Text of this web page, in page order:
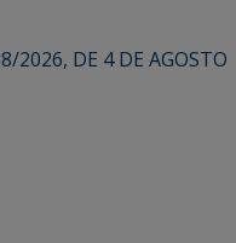
2026, DE 4 DE AGOSTO